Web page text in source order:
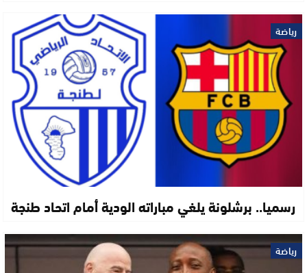
رياضة
رسميا.. برشلونة يلغي مباراته الودية أمام اتحاد طنجة
رياضة